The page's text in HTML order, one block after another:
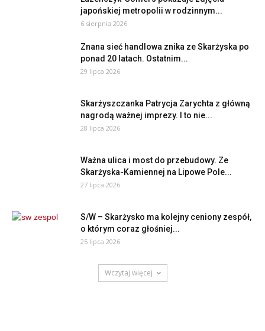
japońskiej metropolii w rodzinnym...
6 sierpnia 2026
Znana sieć handlowa znika ze Skarżyska po
ponad 20 latach. Ostatnim...
29 lipca 2026
Skarżyszczanka Patrycja Zarychta z główną
nagrodą ważnej imprezy. I to nie...
28 lipca 2026
Ważna ulica i most do przebudowy. Ze
Skarżyska-Kamiennej na Lipowe Pole...
27 lipca 2026
S/W – Skarżysko ma kolejny ceniony zespół,
o którym coraz głośniej...
25 lipca 2026
Wczytaj więcej